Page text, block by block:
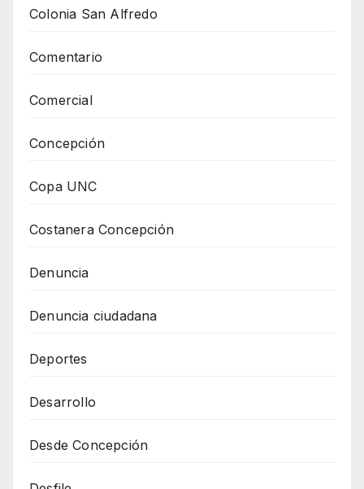
Colonia San Alfredo
Comentario
Comercial
Concepción
Copa UNC
Costanera Concepción
Denuncia
Denuncia ciudadana
Deportes
Desarrollo
Desde Concepción